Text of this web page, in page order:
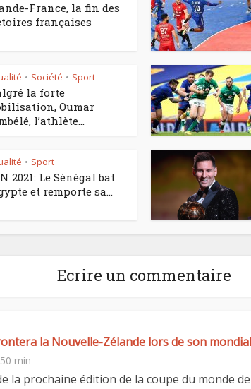
France, la fin des
françaises
• Société • Sport
la forte
Oumar
l’athlète...
• Sport
2021: Le Sénégal bat
et remporte sa...
Ecrire un commentaire
la Nouvelle-Zélande lors de son
min
la prochaine édition de la coupe du monde